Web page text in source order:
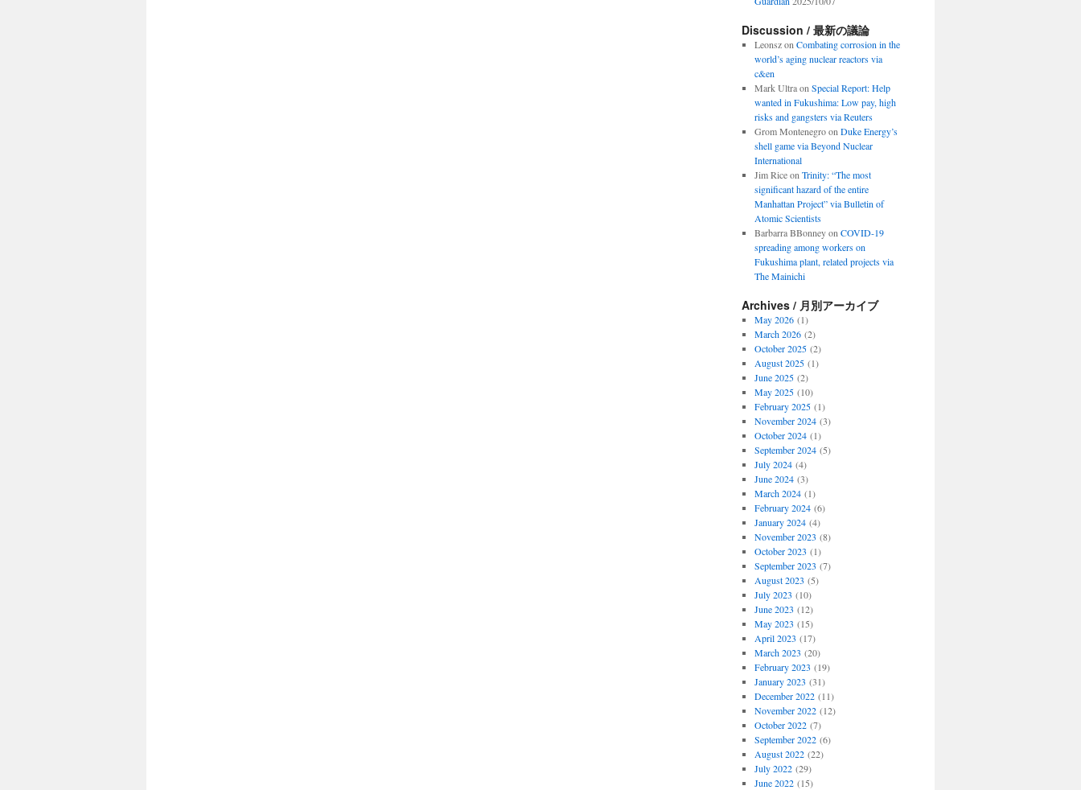
Discussion / 最新の議論
Leonszon Combating corrosion in the
world’s aging nuclear reactors via
c&en
Mark Ultraon Special Report: Help
wanted in Fukushima: Low pay, high
risks and gangsters via Reuters
Grom Montenegroon Duke Energy’s
shell game via Beyond Nuclear
International
Jim Riceon Trinity: “The most
significant hazard of the entire
Manhattan Project” via Bulletin of
Atomic Scientists
Barbarra BBonneyon COVID-19
spreading among workers on
Fukushima plant, related projects via
The Mainichi
Archives / 月別アーカイブ
May 2026(1)
March 2026(2)
October 2025(2)
August 2025(1)
June 2025(2)
May 2025(10)
February 2025(1)
November 2024(3)
October 2024(1)
September 2024(5)
July 2024(4)
June 2024(3)
March 2024(1)
February 2024(6)
January 2024(4)
November 2023 (8)
October 2023 (1)
September 2023 (7)
August 2023 (5)
July 2023 (10)
June 2023 (12)
May 2023 (15)
April 2023 (17)
March 2023 (20)
February 2023 (19)
January 2023 (31)
December 2022(11)
November 2022(12)
October 2022(7)
September 2022(6)
August 2022(22)
July 2022(29)
June 2022(15)